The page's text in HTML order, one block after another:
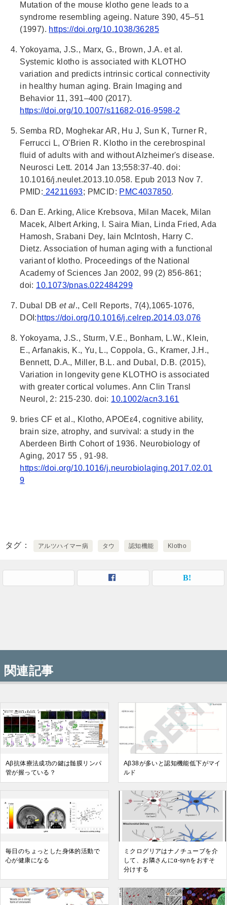
Mutation of the mouse klotho gene leads to a
syndrome resembling ageing. Nature 390, 45–51
(1997). https://doi.org/10.1038/36285
Yokoyama, J.S., Marx, G., Brown, J.A. et al.
Systemic klotho is associated with KLOTHO
variation and predicts intrinsic cortical connectivity
in healthy human aging. Brain Imaging and
Behavior 11, 391–400 (2017).
https://doi.org/10.1007/s11682-016-9598-2
Semba RD, Moghekar AR, Hu J, Sun K, Turner R,
Ferrucci L, O'Brien R. Klotho in the cerebrospinal
fluid of adults with and without Alzheimer's disease.
Neurosci Lett. 2014 Jan 13;558:37-40. doi:
10.1016/j.neulet.2013.10.058. Epub 2013 Nov 7.
PMID: 24211693; PMCID: PMC4037850.
Dan E. Arking, Alice Krebsova, Milan Macek, Milan
Macek, Albert Arking, I. Saira Mian, Linda Fried, Ada
Hamosh, Srabani Dey, Iain McIntosh, Harry C.
Dietz. Association of human aging with a functional
variant of klotho. Proceedings of the National
Academy of Sciences Jan 2002, 99 (2) 856-861;
doi: 10.1073/pnas.022484299
Dubal DB et al., Cell Reports, 7(4),1065-1076,
DOI: https://doi.org/10.1016/j.celrep.2014.03.076
Yokoyama, J.S., Sturm, V.E., Bonham, L.W., Klein,
E., Arfanakis, K., Yu, L., Coppola, G., Kramer, J.H.,
Bennett, D.A., Miller, B.L. and Dubal, D.B. (2015),
Variation in longevity gene KLOTHO is associated
with greater cortical volumes. Ann Clin Transl
Neurol, 2: 215-230. doi: 10.1002/acn3.161
bries CF et al., Klotho, APOEε4, cognitive ability,
brain size, atrophy, and survival: a study in the
Aberdeen Birth Cohort of 1936. Neurobiology of
Aging, 2017 55 , 91-98.
https://doi.org/10.1016/j.neurobiolaging.2017.02.01
9
タグ アルツハイマー病 タウ 認知機能 Klotho
関連記事
Aβ抗体療法成功の鍵は髄膜リンパ
管が握っている？
Aβ38が多いと認知機能低下がマイ
ルド
毎日のちょっとした身体的活動で
心が健康になる
ミクログリアはナノチューブを介
して、お隣さんにα-synをおすそ
分けする